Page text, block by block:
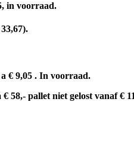
in voorraad.
€ 9,05 . In voorraad.
pallet niet gelost vanaf €